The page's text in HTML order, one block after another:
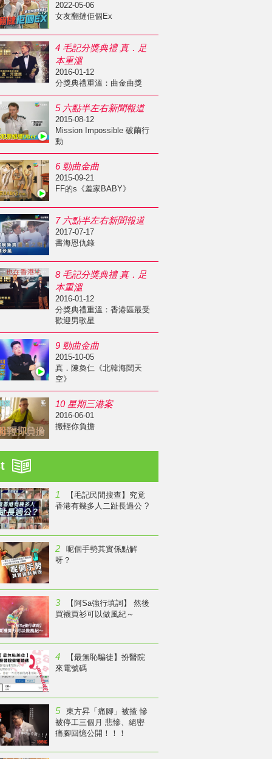
2022-05-06
女友翻撻佢個Ex
4 毛記分獎典禮 真．足
本重溫
2016-01-12
分獎典禮重溫：曲金曲獎
5 六點半左右新聞報道
2015-08-12
Mission Impossible 破繭行
動
6 勁曲金曲
2015-09-21
FF的s《羞家BABY》
7 六點半左右新聞報道
2017-07-17
書海恩仇錄
8 毛記分獎典禮 真．足
本重溫
2016-01-12
分獎典禮重溫：香港區最受
歡迎男歌星
9 勁曲金曲
2015-10-05
真．陳奐仁《北韓海闊天
空》
10 星期三港案
2016-06-01
搬輕你負擔
1
【毛記民間搜查】究竟
香港有幾多人二趾長過公 ?
2
呢個手勢其實係點解
呀？
3
【阿Sa強行填詞】 然後
買襪買衫可以做風紀～
4
【最無恥騙徒】扮醫院
來電號碼
5
東方昇「痛腳」被揸 慘
被停工三個月 悲慘、絕密
痛腳回憶公開！！！